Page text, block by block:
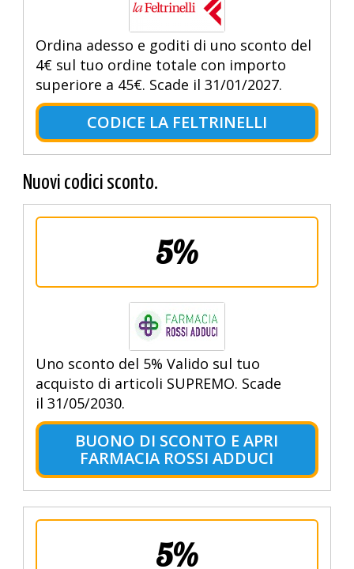
Ordina adesso e goditi di uno sconto del
4€ sul tuo ordine totale con importo
superiore a 45€. Scade il 31/01/2027.
CODICE LA FELTRINELLI
Nuovi codici sconto.
5%
Uno sconto del 5% Valido sul tuo
acquisto di articoli SUPREMO. Scade
il 31/05/2030.
BUONO DI SCONTO E APRI
FARMACIA ROSSI ADDUCI
5%